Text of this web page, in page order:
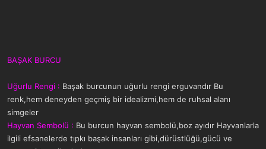
BAŞAK BURCU
Uğurlu Rengi : Başak burcunun uğurlu rengi erguvandır Bu
renk,hem deneyden geçmiş bir idealizmi,hem de ruhsal alanı
simgeler
Hayvan Sembolü : Bu burcun hayvan sembolü,boz ayıdır Hayvanlarla
ilgili efsanelerde tıpkı başak insanları gibi,dürüstlüğü,gücü ve